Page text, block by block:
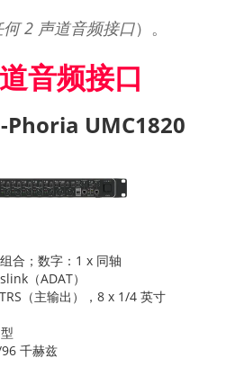
2 声道音频接口）。
音频接口
UMC1820
合；数字：1 x 同轴
（ADAT）
（主输出），8 x 1/4 英寸
千赫兹